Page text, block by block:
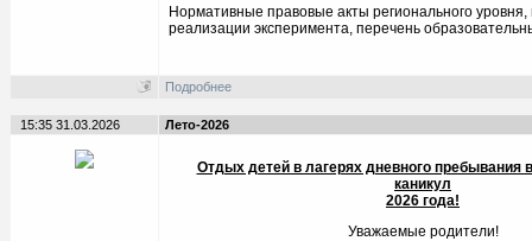
Нормативные правовые акты регионального
реализации эксперимента, перечень
Подробнее
15:35 31.03.2026 Лето-2026
Отдых детей в лагерях дневного пребывания
каникул
2026 года!
Уважаемые родители!